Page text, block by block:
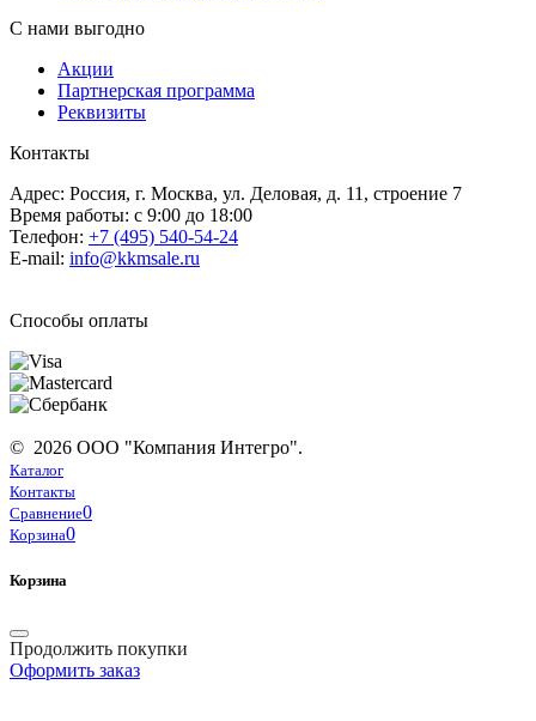
С нами выгодно
Акции
Партнерская программа
Реквизиты
Контакты
Адрес: Россия, г. Москва, ул. Деловая, д. 11, строение 7
Время работы: с 9:00 до 18:00
Телефон: +7 (495) 540-54-24
E-mail: info@kkmsale.ru
Способы оплаты
© 2026 ООО "Компания Интегро".
Каталог
Контакты
Сравнение0
Корзина0
Корзина
Продолжить покупки
Оформить заказ